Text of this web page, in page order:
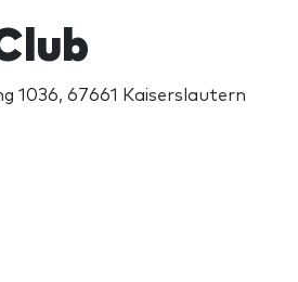
1036, 67661 Kaiserslautern